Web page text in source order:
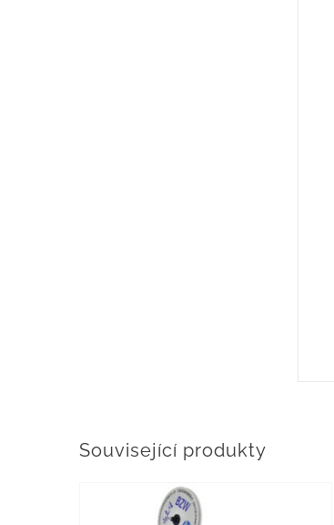
Související produkty